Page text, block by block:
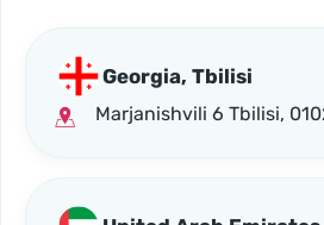
Georgia, Tbilisi
Marjanishvili 6 Tbilisi,